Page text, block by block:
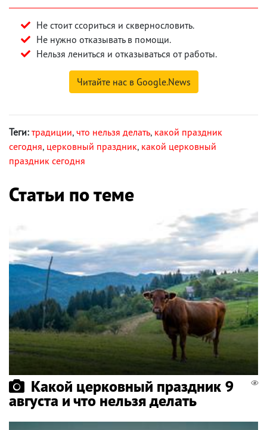
Не стоит ссориться и сквернословить.
Не нужно отказывать в помощи.
Нельзя лениться и отказываться от работы.
Читайте нас в Google.News
Теги: традиции, что нельзя делать, какой праздник
сегодня, церковный праздник, какой церковный
праздник сегодня
Статьи по теме
Какой церковный праздник 9
августа и что нельзя делать